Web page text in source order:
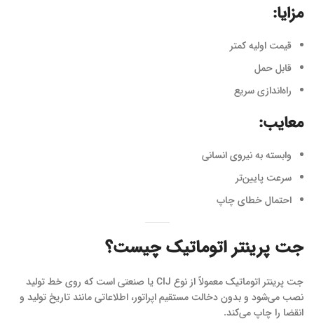
مزایا:
قیمت اولیه کمتر
قابل حمل
راه‌اندازی سریع
معایب:
وابسته به نیروی انسانی
سرعت پایین‌تر
احتمال خطای چاپ
جت پرینتر اتوماتیک چیست؟
جت پرینتر اتوماتیک معمولاً از نوع CIJ یا صنعتی است که روی خط تولید
نصب می‌شود و بدون دخالت مستقیم اپراتور، اطلاعاتی مانند تاریخ تولید و
انقضا را چاپ می‌کند.